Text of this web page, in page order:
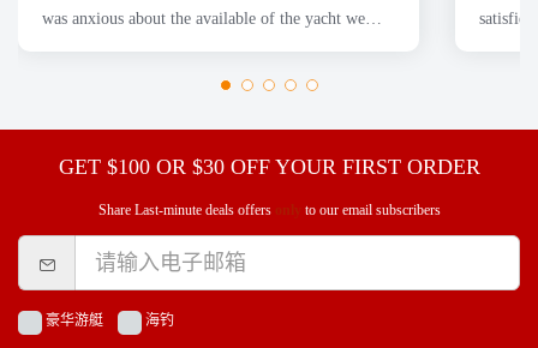
was anxious about the available of the yacht we
wanted. Thanks
GET $100 OR $30 OFF YOUR FIRST ORDER
Share Last-minute deals offers only to our email subscribers
豪华游艇 海钓